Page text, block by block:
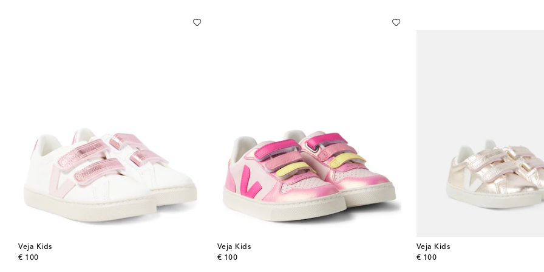
Veja Kids
€ 100
original price
Veja Kids
€ 100
original price
Veja Kids
€ 100
original price